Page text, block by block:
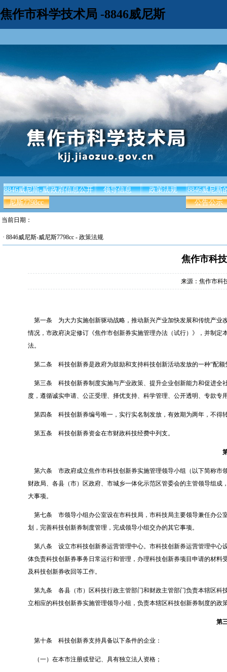
焦作市科学技术局 -8846威尼斯
8846威尼斯-威
尼斯7798cc
政府信息公开 领导信息 政策法规
8846威尼斯
公告公示
当前日期：
· 8846威尼斯-威尼斯7798cc - 政策法规
焦作市科
来源：焦作市
第一条
为大力实施创新驱动战略，推动新兴产业加快发展和传统产
情况，市政府决定修订《焦作市创新券实施管理办法（试行）》，并制
法。
第二条 科技创新券是政府为鼓励和支持科技创新活动发放的一种“配
第三条
科技创新券制度实施与产业政策、提升企业创新能力和促进
度，遵循诚实申请、公正受理、择优支持、科学管理、公开透明、专款专
第四条 科技创新券编号唯一，实行实名制发放，有效期为两年，不得
第五条 科技创新券资金在市财政科技经费中列支。
第六条
市政府成立焦作市科技创新券实施管理领导小组（以下简称
财政局、各县（市）区政府、市城乡一体化示范区管委会的主管领导组
大事项。
第七条
市领导小组办公室设在市科技局，市科技局主要领导兼任办
划，完善科技创新券制度管理，完成领导小组交办的其它事项。
第八条
设立市科技创新券运营管理中心。市科技创新券运营管理中
体负责科技创新券事务日常运行和管理，办理科技创新券项目申请的材
及科技创新券收回等工作。
第九条
各县（市）区科技行政主管部门和财政主管部门负责本辖区
立相应的科技创新券实施管理领导小组，负责本辖区科技创新券制度的政
第
第十条 科技创新券支持具备以下条件的企业：
（一）在本市注册或登记、具有独立法人资格；